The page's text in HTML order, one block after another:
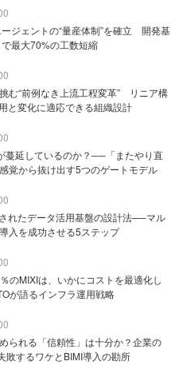
ジェントの“量産体制”を確立 開発基
最大70%の工数短縮
む“前例なき上流工程変革” リニア構
と変化に適応できる組織設計
蔓延しているのか？──「またやり直
覚から抜け出す5つのゲートモデル
れたデータ活用基盤の設計法──マル
入を成功させる5ステップ
のMIXIは、いかにコストを最適化し
が語るインフラ運用戦略
られる「信頼性」は十分か？企業の
敗するワケとBIMI導入の勘所